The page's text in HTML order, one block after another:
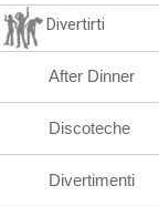
Divertirti
After Dinner
Discoteche
Divertimenti